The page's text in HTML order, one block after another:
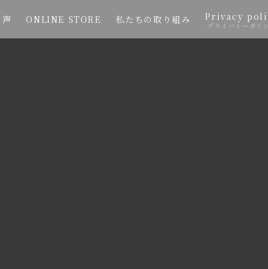
ONLINE STORE 私たちの取り組み Privacy
プライバシーポリ